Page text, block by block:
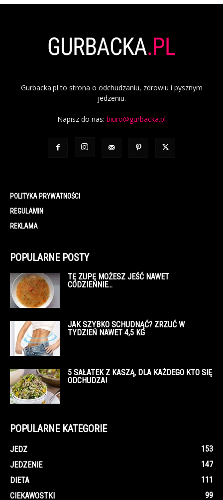
Gurbacka.pl to strona o odchudzaniu, zdrowiu i pysznym
jedzeniu.
Napisz do nas: biuro@gurbacka.pl
POLITYKA PRYWATNOŚCI
REGULAMIN
REKLAMA
POPULARNE POSTY
TĘ ZUPĘ MOŻESZ JEŚĆ NAWET
CODZIENNIE…
JAK SZYBKO SCHUDNĄĆ? ZRZUĆ W
TYDZIEŃ NAWET 4,5 KG
5 SAŁATEK Z KASZĄ, DLA KAŻDEGO KTO SIĘ
ODCHUDZA!
POPULARNE KATEGORIE
JEDZ
153
JEDZENIE
147
DIETA
111
CIEKAWOSTKI
99